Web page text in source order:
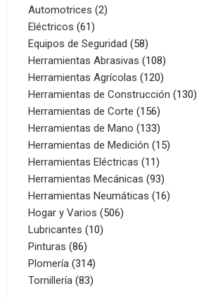
productos
Automotrices 22
Eléctricos 6161
productos
Equipos de Seguridad 5858
productos
Herramientas Abrasivas 108108
productos
Herramientas Agrícolas 120120
productos
Herramientas de Construcción 130130
Herramientas de Corte 156156
productos
Herramientas de Mano 133133
productos
Herramientas de Medición 1515
Herramientas Eléctricas 1111
productos
Herramientas Mecánicas 9393
productos
Herramientas Neumáticas 1616
Hogar y Varios 506506
Lubricantes 1010
Pinturas 8686
productos
Plomería 314314
productos
Tornillería 8383